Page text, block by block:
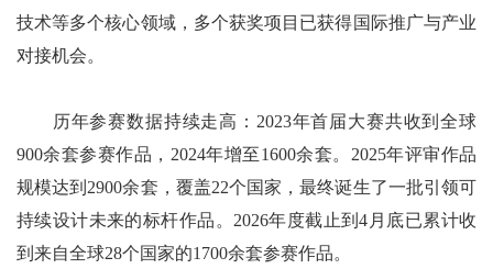
技术等多个核心领域，多个获奖项目已获得国际推广与产业
对接机会。
历年参赛数据持续走高：2023年首届大赛共收到全球
900余套参赛作品，2024年增至1600余套。2025年评审作品
规模达到2900余套，覆盖22个国家，最终诞生了一批引领可
持续设计未来的标杆作品。2026年度截止到4月底已累计收
到来自全球28个国家的1700余套参赛作品。